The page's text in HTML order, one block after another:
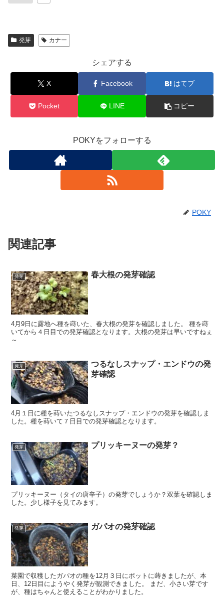
発芽 カナー
シェアする
X Facebook はてブ
Pocket LINE コピー
POKYをフォローする
POKY
関連記事
発芽 春大根の発芽確認
4月9日に露地へ種を蒔いた、春大根の発芽を確認しました。 種を蒔
いてから４日目での発芽確認となります。大根の発芽は早いですねぇ
～
発芽
つるなしスナップ・エンドウの発
芽確認
4月１日に種を蒔いたつるなしスナップ・エンドウの発芽を確認しま
した。種を蒔いて７日目での発芽確認となります。
発芽 プリッキーヌーの発芽？
プリッキーヌー（タイの唐辛子）の発芽でしょうか？双葉を確認しま
した。少し様子を見てみます。
発芽 ガパオの発芽確認
菜園で収穫したガパオの種を12月３日にポットに蒔きましたが、本
日、12日目にようやく発芽が観測できました。 まだ、小さい芽です
が、種はちゃんと使えることがわかりました。